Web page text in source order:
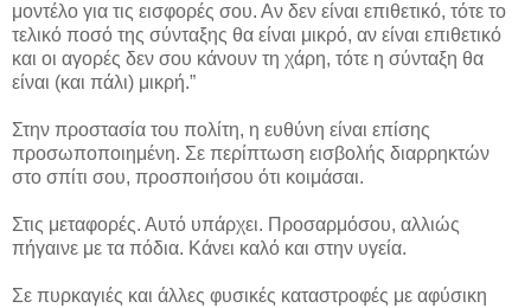
μοντέλο για τις εισφορές σου. Αν δεν είναι επιθετικό, τότε το
τελικό ποσό της σύνταξης θα είναι μικρό, αν είναι επιθετικό
και οι αγορές δεν σου κάνουν τη χάρη, τότε η σύνταξη θα
είναι (και πάλι) μικρή.”
Στην προστασία του πολίτη, η ευθύνη είναι επίσης
προσωποποιημένη. Σε περίπτωση εισβολής διαρρηκτών
στο σπίτι σου, προσποιήσου ότι κοιμάσαι.
Στις μεταφορές. Αυτό υπάρχει. Προσαρμόσου, αλλιώς
πήγαινε με τα πόδια. Κάνει καλό και στην υγεία.
Σε πυρκαγιές και άλλες φυσικές καταστροφές με αφύσικη